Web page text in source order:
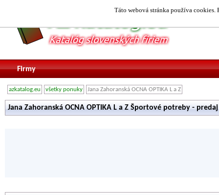
Táto webová stránka používa
Firmy
azkatalog.eu všetky ponuky Jana Zahoranská OCNA OPTIKA L a Z
Jana Zahoranská OCNA OPTIKA L a Z Športové potreby -